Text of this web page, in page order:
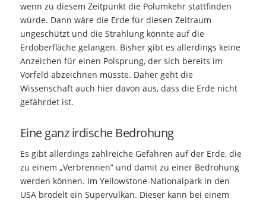
wenn zu diesem Zeitpunkt die Polumkehr stattfinden
würde. Dann wäre die Erde für diesen Zeitraum
ungeschützt und die Strahlung könnte auf die
Erdoberfläche gelangen. Bisher gibt es allerdings keine
Anzeichen für einen Polsprung, der sich bereits im
Vorfeld abzeichnen müsste. Daher geht die
Wissenschaft auch hier davon aus, dass die Erde nicht
gefährdet ist.
Eine ganz irdische Bedrohung
Es gibt allerdings zahlreiche Gefahren auf der Erde, die
zu einem „Verbrennen” und damit zu einer Bedrohung
werden können. Im Yellowstone-Nationalpark in den
USA brodelt ein Supervulkan. Dieser kann bei einem